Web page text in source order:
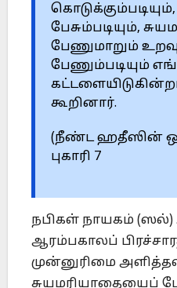
பேசும்படியும்,
பேணுமாறும்
பேணும்படியும்
கூறினார்.
(நீண்ட ஹதீஸின்
புகாரி 7
நபிகள் நாயகம்
ஆரம்பகாலப்
முன்னுரிமை
சுயமரியாதையைப்